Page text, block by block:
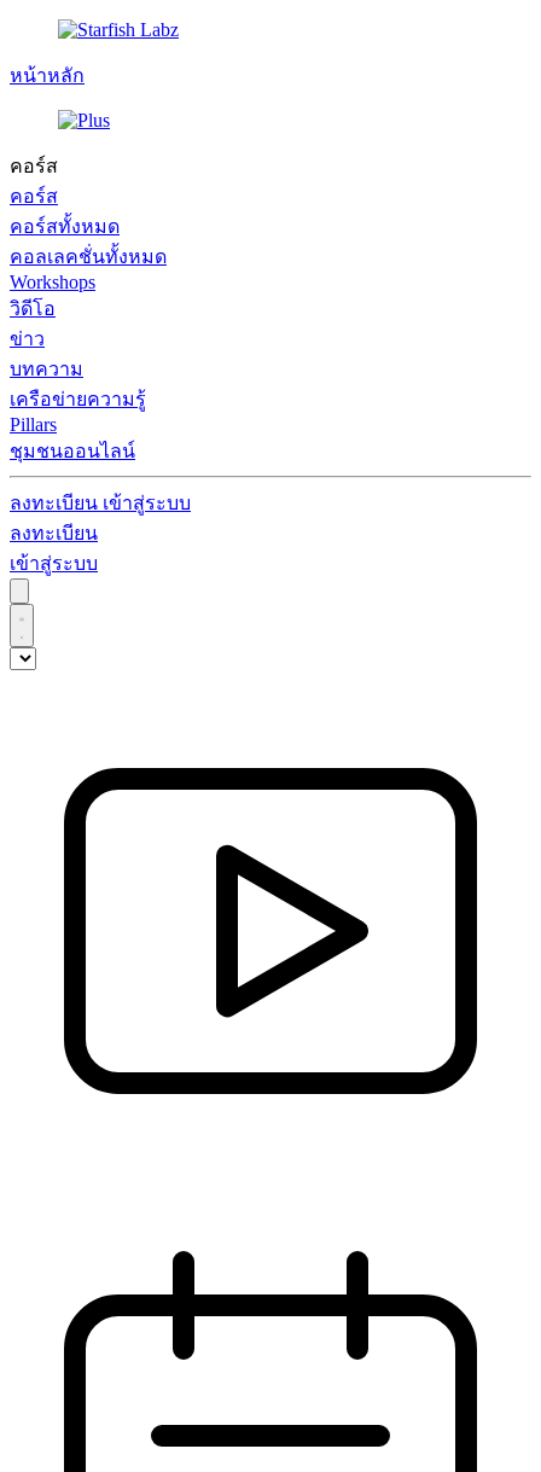
หน้าหลัก
คอร์ส
คอร์ส
คอร์สทั้งหมด
คอลเลคชั่นทั้งหมด
Workshops
วิดีโอ
ข่าว
บทความ
เครือข่ายความรู้
Pillars
ชุมชนออนไลน์
ลงทะเบียน เข้าสู่ระบบ
ลงทะเบียน
เข้าสู่ระบบ